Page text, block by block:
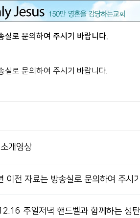
로 문의하여 주시기 바랍니다.
로 문의하여 주시기 바랍니다.
개영상
이전 자료는 방송실로 문의하여 주시
주일저녁 핸드벨과 함께하는 성